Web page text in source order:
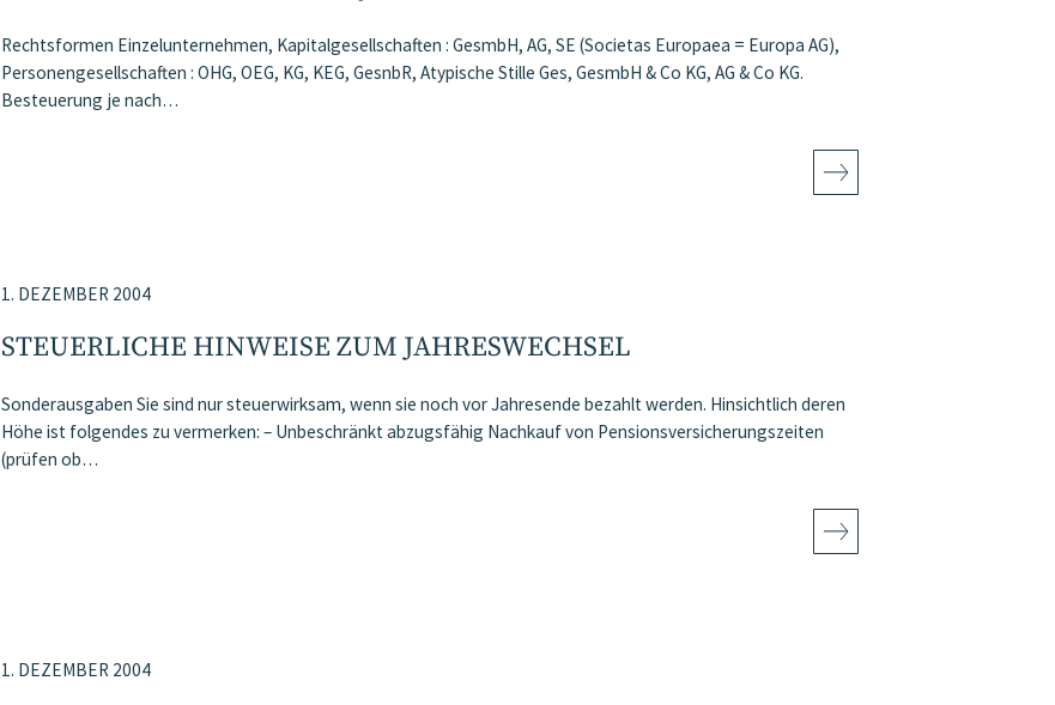
Rechtsformen Einzelunternehmen, Kapitalgesellschaften : GesmbH, AG, SE (Societas Europaea = Europa AG),
Personengesellschaften : OHG, OEG, KG, KEG, GesnbR, Atypische Stille Ges, GesmbH & Co KG, AG & Co KG.
Besteuerung je nach…
1. DEZEMBER 2004
STEUERLICHE HINWEISE ZUM JAHRESWECHSEL
Sonderausgaben Sie sind nur steuerwirksam, wenn sie noch vor Jahresende bezahlt werden. Hinsichtlich deren
Höhe ist folgendes zu vermerken: – Unbeschränkt abzugsfähig Nachkauf von Pensionsversicherungszeiten
(prüfen ob…
1. DEZEMBER 2004